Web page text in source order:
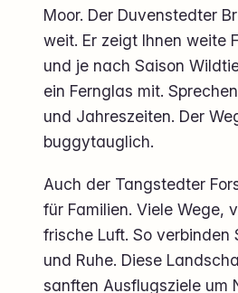
Moor. Der Duvenstedter
weit. Er zeigt Ihnen weite
und je nach Saison
ein Fernglas mit.
und Jahreszeiten. Der
buggytauglich.
Auch der Tangstedter
für Familien. Viele Wege,
frische Luft. So verbinden
und Ruhe. Diese
sanften Ausflugsziele um